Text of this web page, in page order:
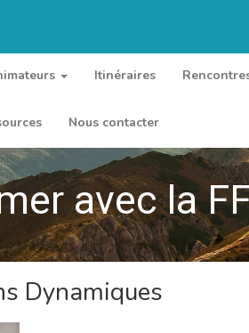
Itinéraires
Nous contacter
avec la
Dynamiques